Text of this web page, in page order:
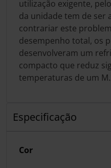
utilização exigente,
da unidade tem de ser
contrariar este
desempenho total, os
desenvolveram um
compacto que reduz
temperaturas de um
Especificação
Cor